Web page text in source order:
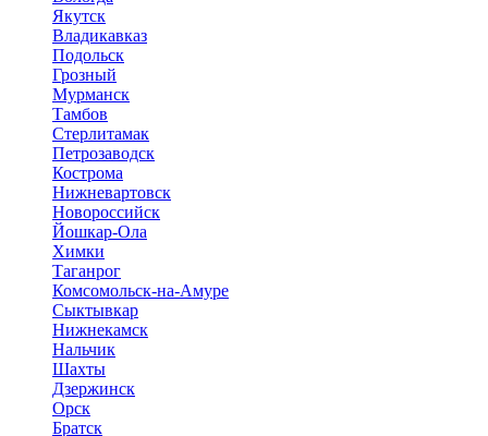
Якутск
Владикавказ
Подольск
Грозный
Мурманск
Тамбов
Стерлитамак
Петрозаводск
Кострома
Нижневартовск
Новороссийск
Йошкар-Ола
Химки
Таганрог
Комсомольск-на-Амуре
Сыктывкар
Нижнекамск
Нальчик
Шахты
Дзержинск
Орск
Братск